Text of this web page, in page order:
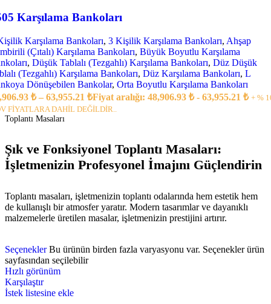
Karşılama Bankoları
Karşılama Bankoları, 3 Kişilik Karşılama Bankoları, Ahşap
(Çıtalı) Karşılama Bankoları, Büyük Boyutlu Karşılama
, Düşük Tablalı (Tezgahlı) Karşılama Bankoları, Düz Düşük
(Tezgahlı) Karşılama Bankoları, Düz Karşılama Bankoları, L
Dönüşebilen Bankolar, Orta Boyutlu Karşılama Bankoları
₺ – 63,955.21 ₺Fiyat aralığı: 48,906.93 ₺ - 63,955.21 ₺ + %
FİYATLARA DAHİL DEĞİLDİR..
Toplantı Masaları
Şık ve Fonksiyonel Toplantı Masaları:
İşletmenizin Profesyonel İmajını Güçlendirin
Toplantı masaları, işletmenizin toplantı odalarında hem estetik hem
de kullanışlı bir atmosfer yaratır. Modern tasarımlar ve dayanıklı
malzemelerle üretilen masalar, işletmenizin prestijini artırır.
Seçenekler Bu ürünün birden fazla varyasyonu var. Seçenekler ürün
sayfasından seçilebilir
Hızlı görünüm
Karşılaştır
İstek listesine ekle